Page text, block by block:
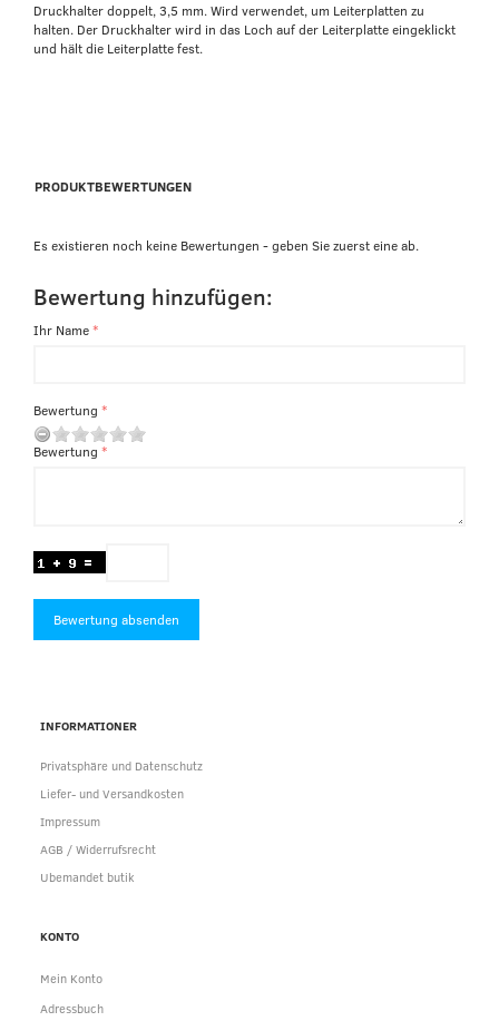
Druckhalter doppelt, 3,5 mm. Wird verwendet, um Leiterplatten zu
halten. Der Druckhalter wird in das Loch auf der Leiterplatte eingeklickt
und hält die Leiterplatte fest.
PRODUKTBEWERTUNGEN
Es existieren noch keine Bewertungen - geben Sie zuerst eine ab.
Bewertung hinzufügen:
Ihr Name
Bewertung
Bewertung
Bewertung absenden
INFORMATIONER
Privatsphäre und Datenschutz
Liefer- und Versandkosten
Impressum
AGB / Widerrufsrecht
Ubemandet butik
KONTO
Mein Konto
Adressbuch